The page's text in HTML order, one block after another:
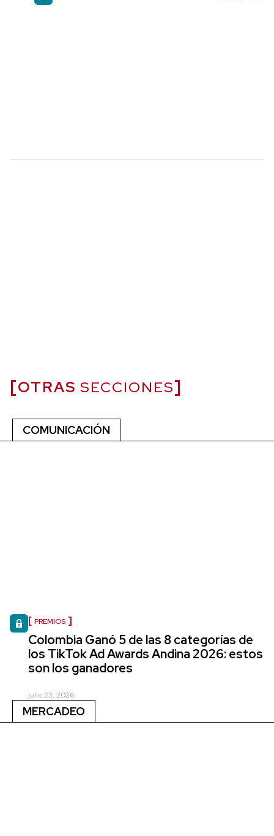
OTRAS SECCIONES
COMUNICACIÓN
PREMIOS
Colombia Ganó 5 de las 8 categorías de
los TikTok Ad Awards Andina 2026: estos
son los ganadores
julio 23, 2026
MERCADEO